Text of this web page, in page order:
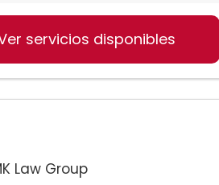
servicios disponibles
Law Group